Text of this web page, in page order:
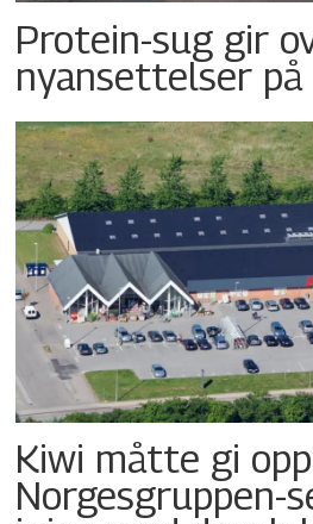
Protein-sug gir
nyansettelser på
Kiwi måtte gi
Norgesgruppen-